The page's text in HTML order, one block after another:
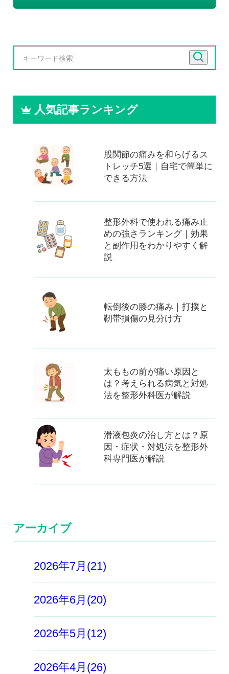
人気記事ランキング
股関節の痛みを和らげるス
トレッチ5選｜自宅で簡単に
できる方法
整形外科で使われる痛み止
めの強さランキング｜効果
と副作用をわかりやすく解
説
転倒後の膝の痛み｜打撲と
靭帯損傷の見分け方
太ももの前が痛い原因と
は？考えられる病気と対処
法を整形外科医が解説
滑液包炎の治し方とは？原
因・症状・対処法を整形外
科専門医が解説
アーカイブ
2026年7月(21)
2026年6月(20)
2026年5月(12)
2026年4月(26)